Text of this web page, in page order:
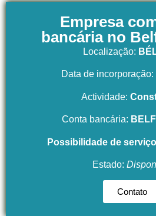
Empresa
bancária no
Localização:
Data de incorporação:
Actividade:
Conta bancária:
Possibilidade de
Estado:
Contato